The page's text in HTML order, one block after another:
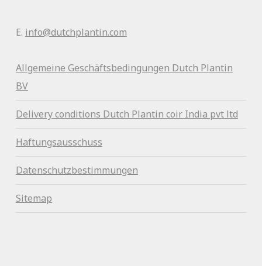
E. info@dutchplantin.com
Allgemeine Geschäftsbedingungen Dutch Plantin
BV
Delivery conditions Dutch Plantin coir India pvt ltd
Haftungsausschuss
Datenschutzbestimmungen
Sitemap